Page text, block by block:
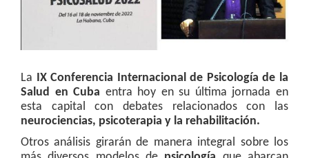
La IX Conferencia Internacional de Psicología de la
Salud en Cuba entra hoy en su última jornada en
esta capital con debates relacionados con las
neurociencias, psicoterapia y la rehabilitación.
Otros análisis girarán de manera integral sobre los